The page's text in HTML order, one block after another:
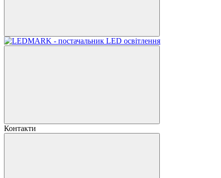
Контакти